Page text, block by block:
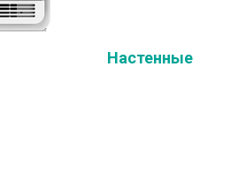
Настенные